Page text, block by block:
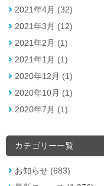
2021年4月 (32)
2021年3月 (12)
2021年2月 (1)
2021年1月 (1)
2020年12月 (1)
2020年10月 (1)
2020年7月 (1)
カテゴリー一覧
お知らせ (683)